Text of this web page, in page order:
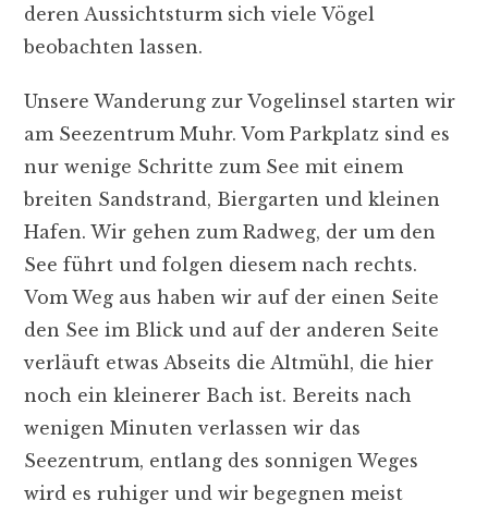
deren Aussichtsturm sich viele Vögel
beobachten lassen.
Unsere Wanderung zur Vogelinsel starten wir
am Seezentrum Muhr. Vom Parkplatz sind es
nur wenige Schritte zum See mit einem
breiten Sandstrand, Biergarten und kleinen
Hafen. Wir gehen zum Radweg, der um den
See führt und folgen diesem nach rechts.
Vom Weg aus haben wir auf der einen Seite
den See im Blick und auf der anderen Seite
verläuft etwas Abseits die Altmühl, die hier
noch ein kleinerer Bach ist. Bereits nach
wenigen Minuten verlassen wir das
Seezentrum, entlang des sonnigen Weges
wird es ruhiger und wir begegnen meist